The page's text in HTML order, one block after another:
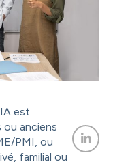
est
anciens
PMI, ou
familial ou